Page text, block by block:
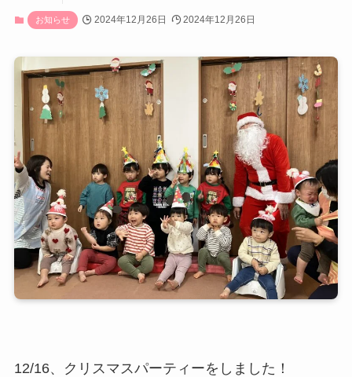
お知らせ 2024年12月26日 2024年12月26日
12/16、クリスマスパーティーをしました！